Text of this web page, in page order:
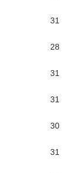
31
28
31
31
30
31